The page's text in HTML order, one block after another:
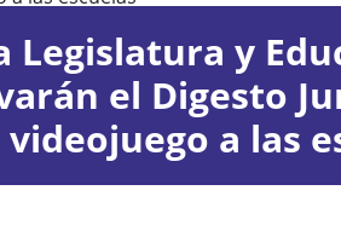
Legislatura y
el Digesto
a las